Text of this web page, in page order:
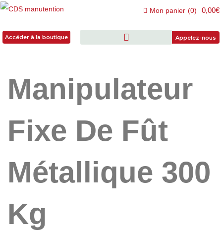
Accéder à la boutique
Mon panier (0) 0,00€
Appelez-nous
Manipulateur
Fixe De Fût
Métallique 300
Kg